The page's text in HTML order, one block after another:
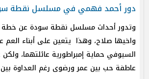
دور أحمد فهمي في مسلسل نقطة
وتدور أحداث مسلسل نقطة سودة عن خطة
واخيها صلاح، وهذا يتعين على أبناء العم
السيوفي حماية إمبراطورية عائلتهما،
عاطفة حب بين عمر ورضوى رغم العداوة بين